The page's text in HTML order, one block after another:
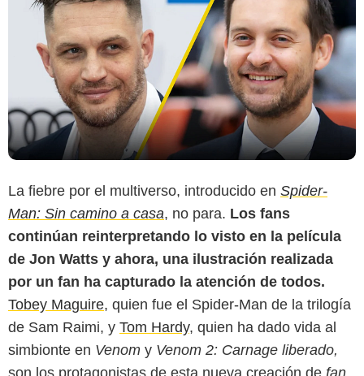
La fiebre por el multiverso, introducido en Spider-
Man: Sin camino a casa, no para. Los fans
continúan reinterpretando lo visto en la película
de Jon Watts y ahora, una ilustración realizada
por un fan ha capturado la atención de todos.
Tobey Maguire, quien fue el Spider-Man de la trilogía
de Sam Raimi, y Tom Hardy, quien ha dado vida al
simbionte en Venom y Venom 2: Carnage liberado,
son los protagonistas de esta nueva creación de fan